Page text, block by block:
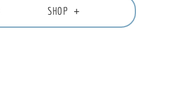
SHOP